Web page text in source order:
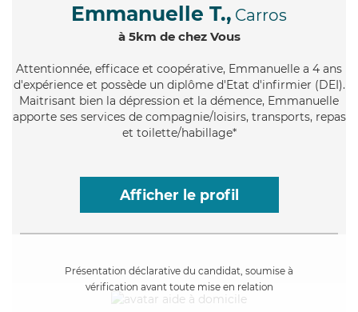
Emmanuelle T., Carros
à 5km de chez Vous
Attentionnée, efficace et coopérative, Emmanuelle a 4 ans
d'expérience et possède un diplôme d'Etat d'infirmier (DEI).
Maitrisant bien la dépression et la démence, Emmanuelle
apporte ses services de compagnie/loisirs, transports, repas
et toilette/habillage*
Afficher le profil
Présentation déclarative du candidat, soumise à
vérification avant toute mise en relation